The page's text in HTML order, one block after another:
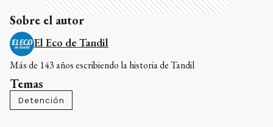
Sobre el autor
El Eco de Tandil
Más de 143 años escribiendo la historia de Tandil
Temas
Detención